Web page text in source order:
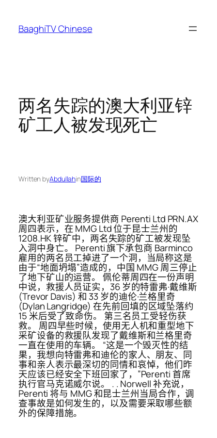
content
BaaghiTV Chinese
两名失踪的澳大利亚锌
矿工人被发现死亡
Written byAbdullahin国际的
澳大利亚矿业服务提供商 Perenti Ltd PRN.AX
周四表示，在 MMG Ltd 位于昆士兰州的
1208.HK 锌矿中，两名失踪的矿工被发现坠
入洞中身亡。 Perenti 旗下承包商 Barminco
雇用的两名​​员工掉进了一个洞，当局称这是
由于“地面坍塌”造成的，中国 MMG 周三停止
了地下矿山的运营。 佩伦蒂周四在一份声明
中说，救援人员证实，36 岁的特雷弗·戴维斯
(Trevor Davis) 和 33 岁的迪伦·兰格里奇
(Dylan Langridge) 在先前回填的区域坠落约
15 米后受了致命伤。 第三名员工受轻伤获
救。 周四早些时候，使用无人机和重型地下
采矿设备的救援队发现了戴维斯和兰格里奇
一直在使用的车辆。 “这是一个毁灭性的结
果，我想向特雷弗和迪伦的家人、朋友、同
事和亲人表示最深切的同情和哀悼，他们昨
天应该已经安全下班回家了，”Perenti 首席
执行官马克诺威尔说。 . . Norwell 补充说，
Perenti 将与 MMG 和昆士兰州当局合作，调
查事故是如何发生的，以及需要采取哪些额
外的保障措施。